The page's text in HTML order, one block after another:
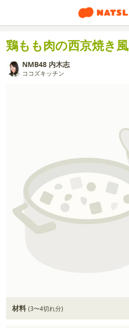
鶏もも肉の西京焼き風
NMB48 内木志
ココズキッチン
材料 (3〜4切れ分)